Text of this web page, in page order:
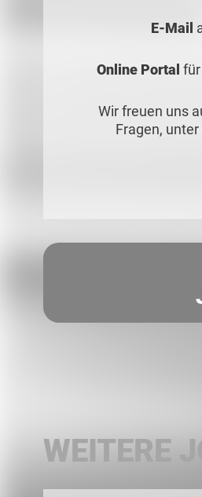
E-Mail
Online Portal
Wir freuen uns
Fragen,
WEITERE